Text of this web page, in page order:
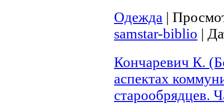
Одежда |
samstar-biblio |
Кончаревич К.
аспектах
старообрядцев.